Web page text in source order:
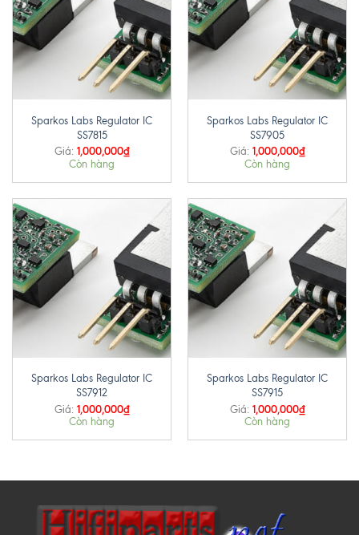
Sparkos Labs Regulator IC
SS7815
Giá: 1,000,000₫
Còn hàng
Sparkos Labs Regulator IC
SS7905
Giá: 1,000,000₫
Còn hàng
Sparkos Labs Regulator IC
SS7912
Giá: 1,000,000₫
Còn hàng
Sparkos Labs Regulator IC
SS7915
Giá: 1,000,000₫
Còn hàng